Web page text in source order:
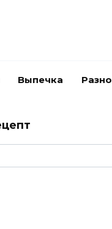
Выпечка